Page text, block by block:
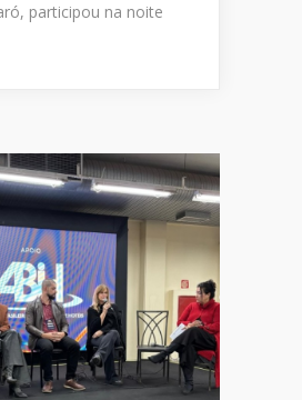
participou na noite